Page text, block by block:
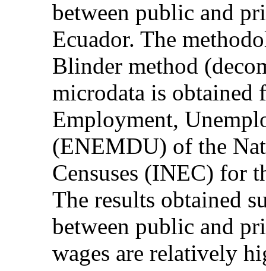
between public and
Ecuador. The
Blinder method
microdata is obtained
Employment,
(ENEMDU) of the
Censuses (INEC) for
The results obtained
between public and
wages are relatively